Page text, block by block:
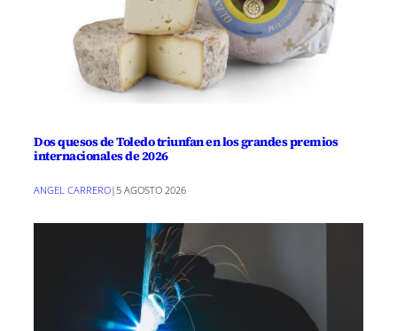
Dos quesos de Toledo triunfan en los grandes premios
internacionales de 2026
ANGEL CARRERO|5 AGOSTO 2026